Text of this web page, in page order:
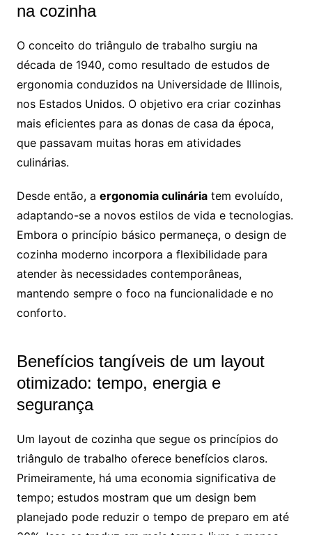
na cozinha
O conceito do triângulo de trabalho surgiu na
década de 1940, como resultado de estudos de
ergonomia conduzidos na Universidade de Illinois,
nos Estados Unidos. O objetivo era criar cozinhas
mais eficientes para as donas de casa da época,
que passavam muitas horas em atividades
culinárias.
Desde então, a ergonomia culináriatem evoluído,
adaptando-se a novos estilos de vida e tecnologias.
Embora o princípio básico permaneça, o design de
cozinha moderno incorpora a flexibilidade para
atender às necessidades contemporâneas,
mantendo sempre o foco na funcionalidade e no
conforto.
Benefícios tangíveis de um layout
otimizado: tempo, energia e
segurança
Um layout de cozinha que segue os princípios do
triângulo de trabalho oferece benefícios claros.
Primeiramente, há uma economia significativa de
tempo; estudos mostram que um design bem
planejado pode reduzir o tempo de preparo em até